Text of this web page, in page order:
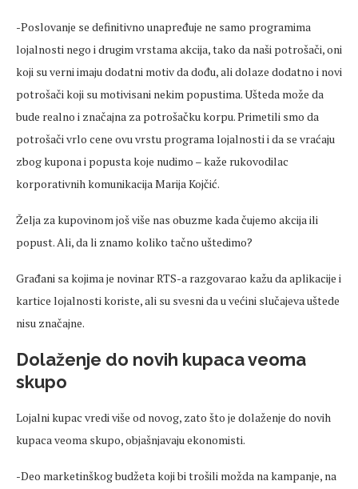
-Poslovanje se definitivno unapređuje ne samo programima
lojalnosti nego i drugim vrstama akcija, tako da naši potrošači, oni
koji su verni imaju dodatni motiv da dođu, ali dolaze dodatno i novi
potrošači koji su motivisani nekim popustima. Ušteda može da
bude realno i značajna za potrošačku korpu. Primetili smo da
potrošači vrlo cene ovu vrstu programa lojalnosti i da se vraćaju
zbog kupona i popusta koje nudimo – kaže rukovodilac
korporativnih komunikacija Marija Kojčić.
Želja za kupovinom još više nas obuzme kada čujemo akcija ili
popust. Ali, da li znamo koliko tačno uštedimo?
Građani sa kojima je novinar RTS-a razgovarao kažu da aplikacije i
kartice lojalnosti koriste, ali su svesni da u većini slučajeva uštede
nisu značajne.
Dolaženje do novih kupaca veoma
skupo
Lojalni kupac vredi više od novog, zato što je dolaženje do novih
kupaca veoma skupo, objašnjavaju ekonomisti.
-Deo marketinškog budžeta koji bi trošili možda na kampanje, na